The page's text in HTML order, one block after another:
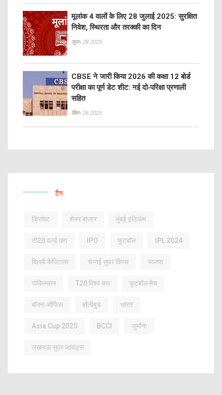
मूलांक 4 वालों के लिए 28 जुलाई 2025: सुरक्षित
निवेश, स्थिरता और तरक्की का दिन
जुल॰ 28 2025
CBSE ने जारी किया 2026 की कक्षा 12 बोर्ड
परीक्षा का पूर्ण डेट शीट: नई दो‑परिक्षा प्रणाली
सहित
सित॰ 26 2025
टैग
क्रिकेट शेयर बाजार मुंबई इंडियंस
टी20 वर्ल्ड कप IPO फुटबॉल IPL 2024
दिल्ली कैपिटल्स चेन्नई सुपर किंग्स भाजपा
पाकिस्तान T20 विश्व कप फुटबॉल मैच
बॉक्स ऑफिस बॉलीवुड भारत
Asia Cup 2025 BCCI जुर्माना
लखनऊ सुपर जायंट्स